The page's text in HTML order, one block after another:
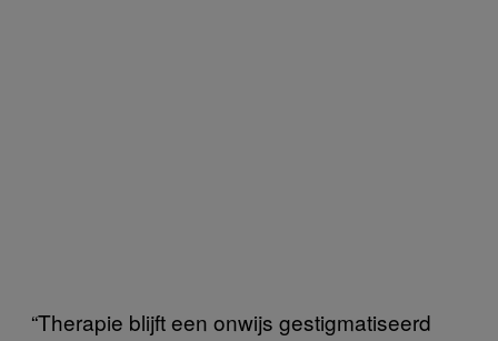
“Therapie blijft een onwijs gestigmatiseerd